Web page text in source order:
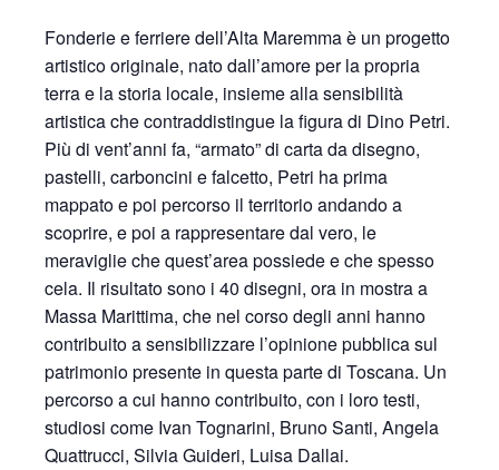
Fonderie e ferriere dell’Alta Maremma è un progetto
artistico originale, nato dall’amore per la propria
terra e la storia locale, insieme alla sensibilità
artistica che contraddistingue la figura di Dino Petri.
Più di vent’anni fa, “armato” di carta da disegno,
pastelli, carboncini e falcetto, Petri ha prima
mappato e poi percorso il territorio andando a
scoprire, e poi a rappresentare dal vero, le
meraviglie che quest’area possiede e che spesso
cela. Il risultato sono i 40 disegni, ora in mostra a
Massa Marittima, che nel corso degli anni hanno
contribuito a sensibilizzare l’opinione pubblica sul
patrimonio presente in questa parte di Toscana. Un
percorso a cui hanno contribuito, con i loro testi,
studiosi come Ivan Tognarini, Bruno Santi, Angela
Quattrucci, Silvia Guideri, Luisa Dallai.